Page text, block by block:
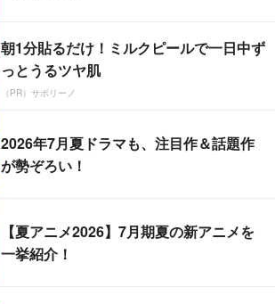
朝1分貼るだけ！ミルクピールで一日中ず
っとうるツヤ肌
（PR）サボリーノ
2026年7月夏ドラマも、注目作＆話題作
が勢ぞろい！
【夏アニメ2026】7月期夏の新アニメを
一挙紹介！